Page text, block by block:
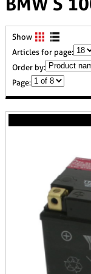
Show
Articles for page:
Order by:
Page: